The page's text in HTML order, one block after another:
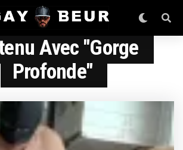
Avec "gorge
Profonde"